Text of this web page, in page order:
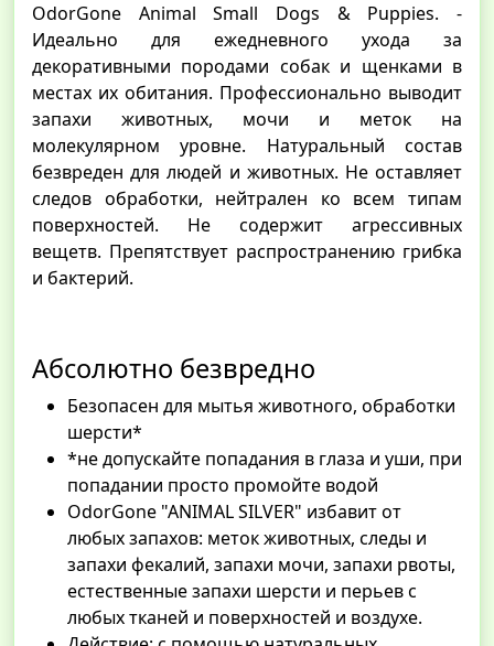
OdorGone Animal Small Dogs & Puppies. -
Идеально для ежедневного ухода за
декоративными породами собак и щенками в
местах их обитания. Профессионально выводит
запахи животных, мочи и меток на
молекулярном уровне. Натуральный состав
безвреден для людей и животных. Не оставляет
следов обработки, нейтрален ко всем типам
поверхностей. Не содержит агрессивных
вещетв. Препятствует распространению грибка
и бактерий.
Абсолютно безвредно
Безопасен для мытья животного, обработки
шерсти*
*не допускайте попадания в глаза и уши, при
попадании просто промойте водой
OdorGone "ANIMAL SILVER" избавит от
любых запахов: меток животных, следы и
запахи фекалий, запахи мочи, запахи рвоты,
естественные запахи шерсти и перьев с
любых тканей и поверхностей и воздухе.